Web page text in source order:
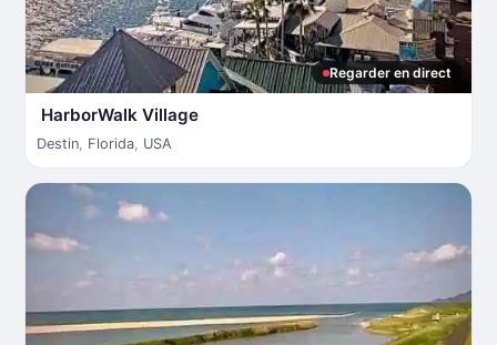
Regarder en direct
HarborWalk Village
Destin, Florida, USA